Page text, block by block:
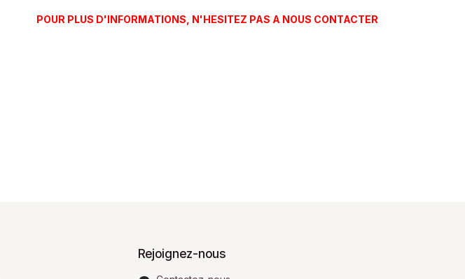
POUR PLUS D'INFORMATIONS, N'HESITEZ PAS A NOUS CONTACTER
Rejoignez-nous